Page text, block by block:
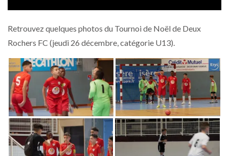
Retrouvez quelques photos du Tournoi de Noël de Deux
Rochers FC (jeudi 26 décembre, catégorie U13).